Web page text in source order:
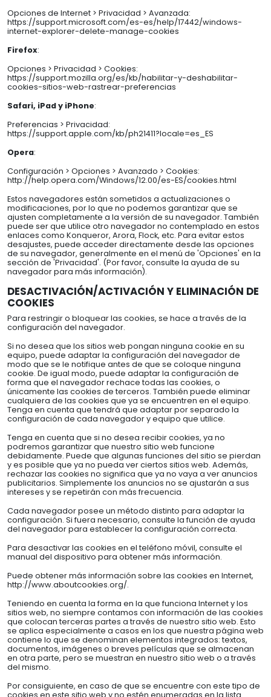
Opciones de Internet > Privacidad > Avanzada:
https://support.microsoft.com/es-es/help/17442/windows-
internet-explorer-delete-manage-cookies
Firefox:
Opciones > Privacidad > Cookies:
https://support.mozilla.org/es/kb/habilitar-y-deshabilitar-
cookies-sitios-web-rastrear-preferencias
Safari, iPad y iPhone:
Preferencias > Privacidad:
https://support.apple.com/kb/ph21411?locale=es_ES
Opera:
Configuración > Opciones > Avanzado > Cookies:
http://help.opera.com/Windows/12.00/es-ES/cookies.html
Estos navegadores están sometidos a actualizaciones o
modificaciones, por lo que no podemos garantizar que se
ajusten completamente a la versión de su navegador. También
puede ser que utilice otro navegador no contemplado en estos
enlaces como Konqueror, Arora, Flock, etc. Para evitar estos
desajustes, puede acceder directamente desde las opciones
de su navegador, generalmente en el menú de 'Opciones' en la
sección de 'Privacidad'. (Por favor, consulte la ayuda de su
navegador para más información).
DESACTIVACIÓN/ACTIVACIÓN Y ELIMINACIÓN DE
COOKIES
Para restringir o bloquear las cookies, se hace a través de la
configuración del navegador.
Si no desea que los sitios web pongan ninguna cookie en su
equipo, puede adaptar la configuración del navegador de
modo que se le notifique antes de que se coloque ninguna
cookie. De igual modo, puede adaptar la configuración de
forma que el navegador rechace todas las cookies, o
únicamente las cookies de terceros. También puede eliminar
cualquiera de las cookies que ya se encuentren en el equipo.
Tenga en cuenta que tendrá que adaptar por separado la
configuración de cada navegador y equipo que utilice.
Tenga en cuenta que si no desea recibir cookies, ya no
podremos garantizar que nuestro sitio web funcione
debidamente. Puede que algunas funciones del sitio se pierdan
y es posible que ya no pueda ver ciertos sitios web. Además,
rechazar las cookies no significa que ya no vaya a ver anuncios
publicitarios. Simplemente los anuncios no se ajustarán a sus
intereses y se repetirán con más frecuencia.
Cada navegador posee un método distinto para adaptar la
configuración. Si fuera necesario, consulte la función de ayuda
del navegador para establecer la configuración correcta.
Para desactivar las cookies en el teléfono móvil, consulte el
manual del dispositivo para obtener más información.
Puede obtener más información sobre las cookies en Internet,
http://www.aboutcookies.org/.
Teniendo en cuenta la forma en la que funciona Internet y los
sitios web, no siempre contamos con información de las cookies
que colocan terceras partes a través de nuestro sitio web. Esto
se aplica especialmente a casos en los que nuestra página web
contiene lo que se denominan elementos integrados: textos,
documentos, imágenes o breves películas que se almacenan
en otra parte, pero se muestran en nuestro sitio web o a través
del mismo.
Por consiguiente, en caso de que se encuentre con este tipo de